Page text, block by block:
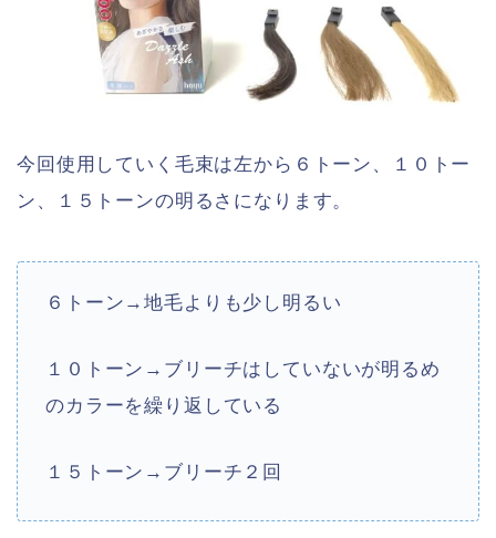
今回使用していく毛束は左から６トーン、１０トー
ン、１５トーンの明るさになります。
６トーン→地毛よりも少し明るい
１０トーン→ブリーチはしていないが明るめ
のカラーを繰り返している
１５トーン→ブリーチ２回